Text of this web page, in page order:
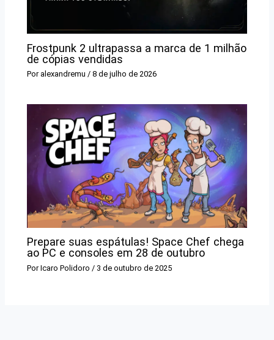
Frostpunk 2 ultrapassa a marca de 1 milhão
de cópias vendidas
Por alexandremu/8 de julho de 2026
Prepare suas espátulas! Space Chef chega
ao PC e consoles em 28 de outubro
PorIcaro Polidoro / 3 de outubro de 2025